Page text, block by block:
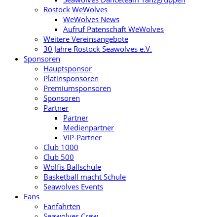
Rostock WeWolves
WeWolves News
Aufruf Patenschaft WeWolves
Weitere Vereinsangebote
30 Jahre Rostock Seawolves e.V.
Sponsoren
Hauptsponsor
Platinsponsoren
Premiumsponsoren
Sponsoren
Partner
Partner
Medienpartner
VIP-Partner
Club 1000
Club 500
Wolfis Ballschule
Basketball macht Schule
Seawolves Events
Fans
Fanfahrten